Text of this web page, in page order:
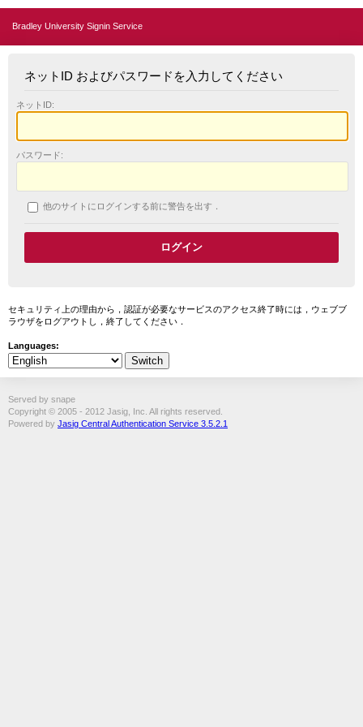
Bradley University Signin Service
ネットID およびパスワードを入力してください
ネットID:
パスワード:
他のサイトにログインする前に警告を出す．
セキュリティ上の理由から，認証が必要なサービスのアクセス終了時には，ウェブブ
ラウザをログアウトし，終了してください．
Languages:
Served by snape
Copyright © 2005 - 2012 Jasig, Inc. All rights reserved.
Powered by Jasig Central Authentication Service 3.5.2.1